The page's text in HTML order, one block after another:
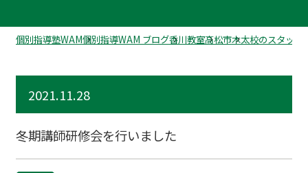
個別指導塾WAM個別指導WAM ブログ香川教室高松市木太校のスタッフ
2021.11.28
冬期講師研修会を行いました